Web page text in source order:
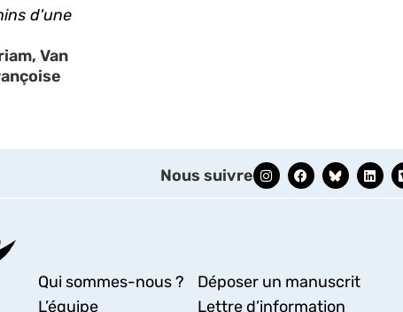
d'une
Van
Nous suivre
Qui sommes-nous ?
L’équipe
Déposer un manuscrit
Lettre d’information